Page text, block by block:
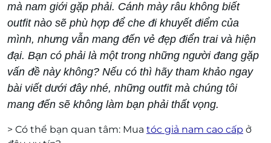
mà nam giới gặp phải. Cánh mày râu không biết
outfit nào sẽ phù hợp để che đi khuyết điểm của
mình, nhưng vẫn mang đến vẻ đẹp điển trai và hiện
đại. Bạn có phải là một trong những người đang gặp
vấn đề này không? Nếu có thì hãy tham khảo ngay
bài viết dưới đây nhé, những outfit mà chúng tôi
mang đến sẽ không làm bạn phải thất vọng.
> Có thể bạn quan tâm: Mua tóc giả nam cao cấp ở